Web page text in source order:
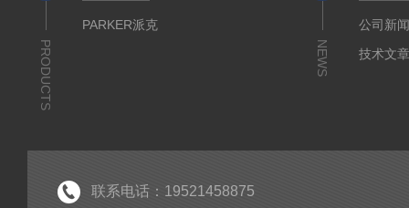
PRODUCTS
PARKER派克
NEWS
公司新
技术文
联系电话：19521458875